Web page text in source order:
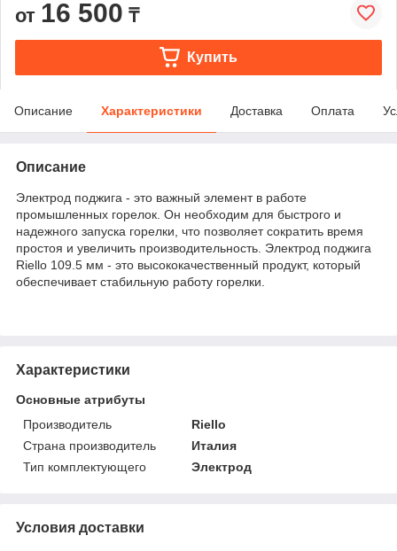
от 16 500 ₸
Купить
Описание Характеристики Доставка Оплата
Описание
Электрод поджига - это важный элемент в работе
промышленных горелок. Он необходим для быстрого и
надежного запуска горелки, что позволяет сократить время
простоя и увеличить производительность. Электрод поджига
Riello 109.5 мм - это высококачественный продукт, который
обеспечивает стабильную работу горелки.
Характеристики
Основные атрибуты
Производитель
Riello
Страна производитель
Италия
Тип комплектующего
Электрод
Условия доставки